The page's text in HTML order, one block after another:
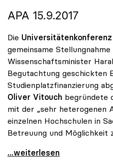
APA 15.9.2017
Die
gemeinsame
Wissenschaftsminister
Begutachtung geschickten
Studienplatzfinanzierung
Oliver Vitouch begründete
mit der „sehr heterogenen
einzelnen Hochschulen in
Betreuung und Möglichkeit
Vitouch zu Budget:
...weiterlesen